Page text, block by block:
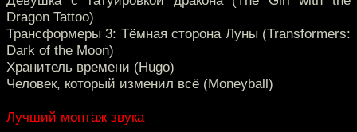
Dragon Tattoo)
Трансформеры 3: Тёмная сторона Луны (Transformers:
Dark of the Moon)
Хранитель времени (Hugo)
Человек, который изменил всё (Moneyball)
Лучший монтаж звука